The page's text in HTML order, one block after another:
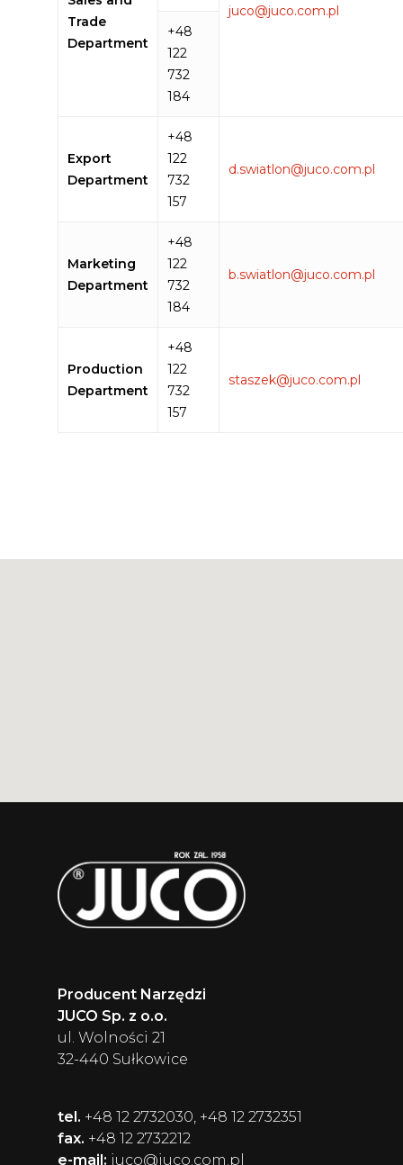
Trade
Department
juco@juco.com.pl
+48
122
732
184
Export
Department
+48
122
732
157
d.swiatlon@juco.com.pl
Marketing
Department
+48
122
732
184
b.swiatlon@juco.com.pl
Production
Department
+48
122
732
157
staszek@juco.com.pl
Producent Narzędzi
JUCO Sp. z o.o.
ul. Wolności 21
32-440 Sułkowice
tel. +48 12 2732030, +48 12 2732351
fax. +48 12 2732212
e-mail: juco@juco.com.pl